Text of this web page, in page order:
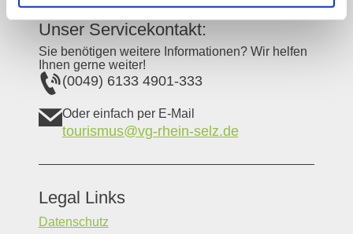
Unser Servicekontakt:
Sie benötigen weitere Informationen? Wir helfen
Ihnen gerne weiter!
(0049) 6133 4901-333
Oder einfach per E-Mail
tourismus@vg-rhein-selz.de
Legal Links
Datenschutz